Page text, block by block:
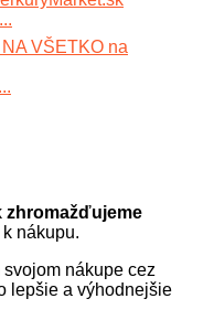
zhromažďujeme
k nákupu.
nákupe cez
lepšie a výhodnejšie